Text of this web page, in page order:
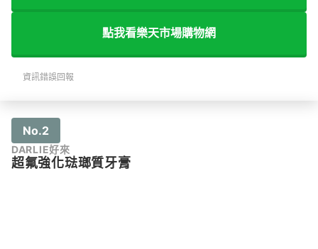
點我看樂天市場購物網
資訊錯誤回報
No.2
DARLIE好來
超氟強化琺瑯質牙膏